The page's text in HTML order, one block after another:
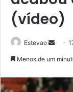
(vídeo)
Estevao
mail
Menos de um